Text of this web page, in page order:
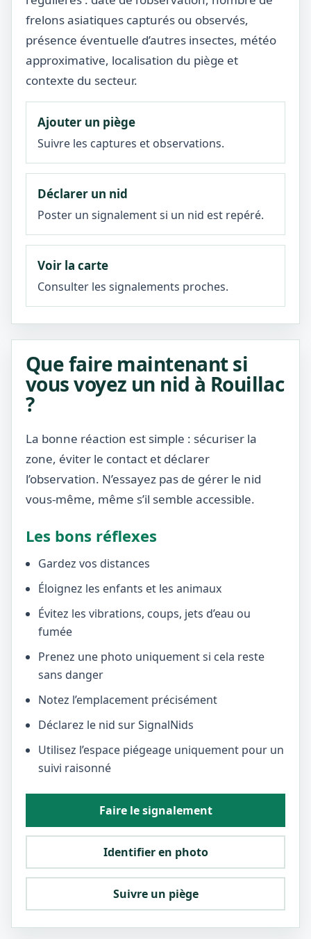
frelons asiatiques capturés ou observés,
présence éventuelle d’autres insectes, météo
approximative, localisation du piège et
contexte du secteur.
Ajouter un piège
Suivre les captures et observations.
Déclarer un nid
Poster un signalement si un nid est repéré.
Voir la carte
Consulter les signalements proches.
Que faire maintenant si
vous voyez un nid à Rouillac
?
La bonne réaction est simple : sécuriser la
zone, éviter le contact et déclarer
l’observation. N’essayez pas de gérer le nid
vous-même, même s’il semble accessible.
Les bons réflexes
Gardez vos distances
Éloignez les enfants et les animaux
Évitez les vibrations, coups, jets d’eau ou
fumée
Prenez une photo uniquement si cela reste
sans danger
Notez l’emplacement précisément
Déclarez le nid sur SignalNids
Utilisez l’espace piégeage uniquement pour un
suivi raisonné
Faire le signalement
Identifier en photo
Suivre un piège